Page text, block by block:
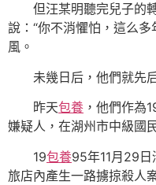
但汪某明聽完兒子的轉
說：“你不消懼怕，這么
風。
未幾日后，他們就先后
昨天包養 ，他們作為
嫌疑人，在湖州市中級國
19包養95年11月29
旅店內產生一路擄掠殺人